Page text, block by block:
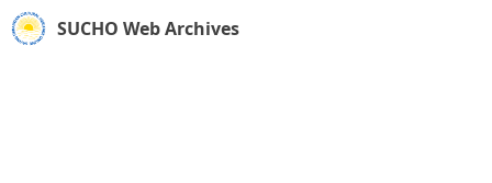
SUCHO Web Archives